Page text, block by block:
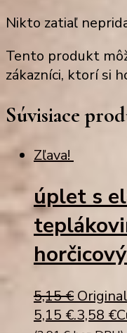
Nikto zatiaľ
Tento produkt
zákazníci, ktorí si
Súvisiace
Zľava!
úplet s
5,15€
5,15 €.3,58 €